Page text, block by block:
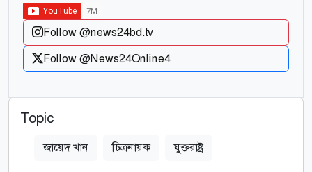
Follow @news24bd.tv
Follow @News24Online4
Topic
জায়েদ খান চিত্রনায়ক যুক্তরাষ্ট্র